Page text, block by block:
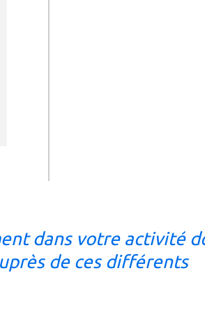
dans votre activité
de ces différents